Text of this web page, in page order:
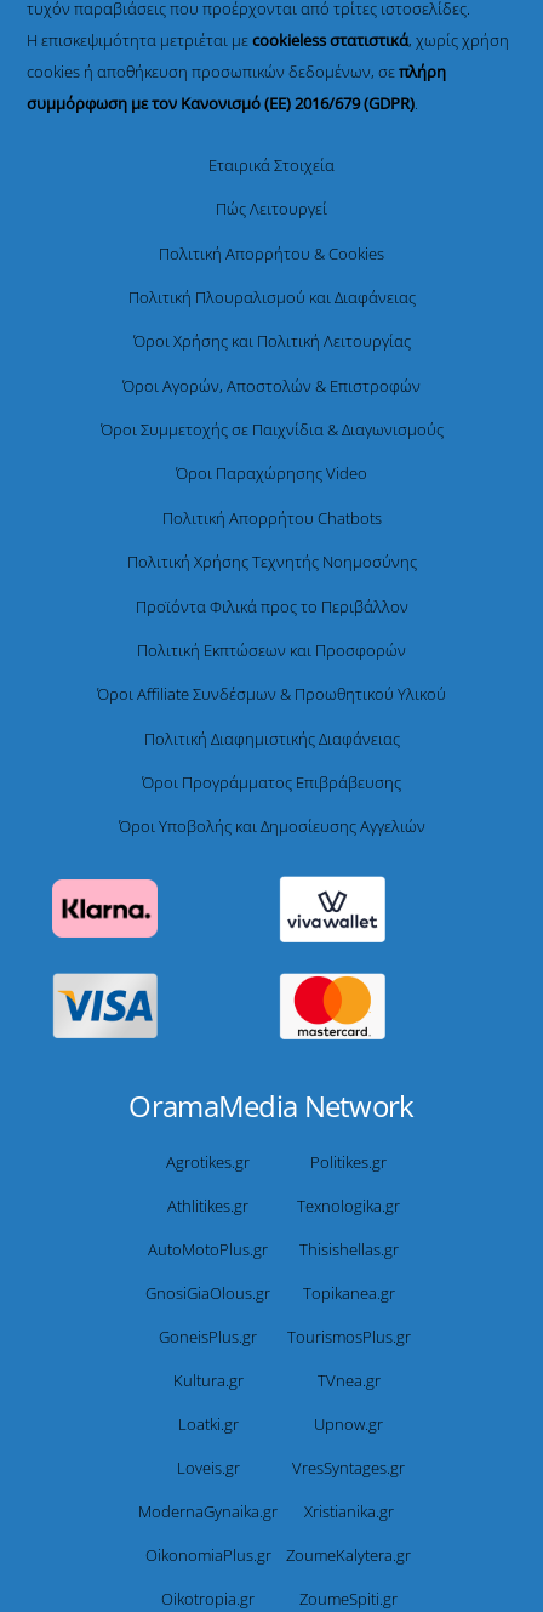
τυχόν παραβιάσεις που προέρχονται από τρίτες ιστοσελίδες.
Η επισκεψιμότητα μετριέται μεcookieless στατιστικά, χωρίς χρήση
cookies ή αποθήκευση προσωπικών δεδομένων, σεπλήρη
συμμόρφωση με τον Κανονισμό (ΕΕ) 2016/679 (GDPR).
Εταιρικά Στοιχεία
Πώς Λειτουργεί
Πολιτική Απορρήτου & Cookies
Πολιτική Πλουραλισμού και Διαφάνειας
Όροι Χρήσης και Πολιτική Λειτουργίας
Όροι Αγορών, Αποστολών & Επιστροφών
Όροι Συμμετοχής σε Παιχνίδια & Διαγωνισμούς
Όροι Παραχώρησης Video
Πολιτική Απορρήτου Chatbots
Πολιτική Χρήσης Τεχνητής Νοημοσύνης
Προϊόντα Φιλικά προς το Περιβάλλον
Πολιτική Εκπτώσεων και Προσφορών
Όροι Affiliate Συνδέσμων & Προωθητικού Υλικού
Πολιτική Διαφημιστικής Διαφάνειας
Όροι Προγράμματος Επιβράβευσης
Όροι Υποβολής και Δημοσίευσης Αγγελιών
OramaMedia Network
Agrotikes.gr
Politikes.gr
Athlitikes.gr
Texnologika.gr
AutoMotoPlus.gr
Thisishellas.gr
GnosiGiaOlous.gr
Topikanea.gr
GoneisPlus.gr
TourismosPlus.gr
Kultura.gr
TVnea.gr
Loatki.gr
Upnow.gr
Loveis.gr
VresSyntages.gr
ModernaGynaika.gr
Xristianika.gr
OikonomiaPlus.gr
ZoumeKalytera.gr
Oikotropia.gr
ZoumeSpiti.gr